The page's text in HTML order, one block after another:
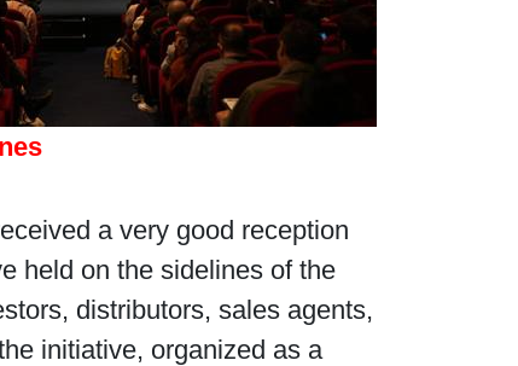
a very good reception
held on the sidelines of the
distributors, sales agents,
initiative, organized as a